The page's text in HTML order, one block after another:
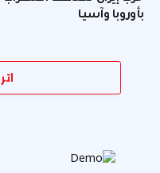
بأوروبا وآسيا